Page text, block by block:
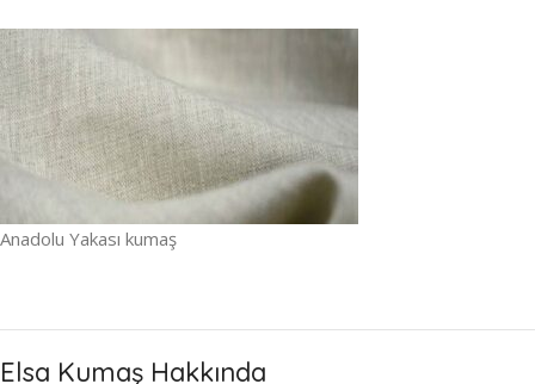
Anadolu Yakası kumaş
Elsa Kumaş Hakkında